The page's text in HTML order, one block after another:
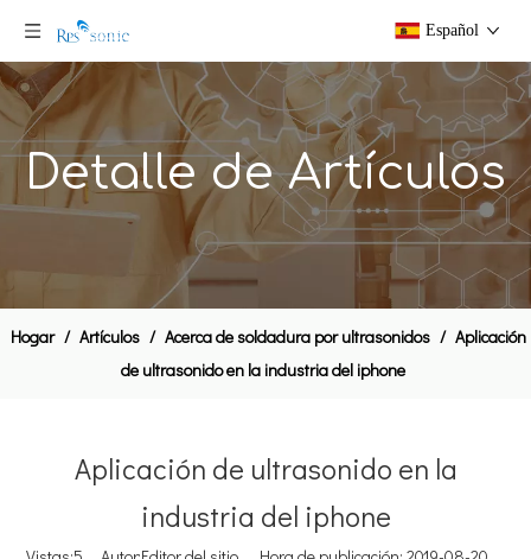
Español
Detalle de Artículos
Hogar / Artículos / Acerca de soldadura por ultrasonidos / Aplicación
de ultrasonido en la industria del iphone
Aplicación de ultrasonido en la
industria del iphone